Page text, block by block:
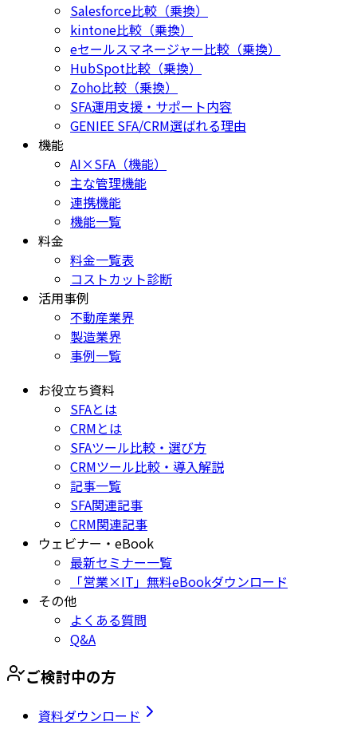
Salesforce比較（乗換）
kintone比較（乗換）
eセールスマネージャー比較（乗換）
HubSpot比較（乗換）
Zoho比較（乗換）
SFA運用支援・サポート内容
GENIEE SFA/CRM選ばれる理由
機能
AI×SFA（機能）
主な管理機能
連携機能
機能一覧
料金
料金一覧表
コストカット診断
活用事例
不動産業界
製造業界
事例一覧
お役立ち資料
SFAとは
CRMとは
SFAツール比較・選び方
CRMツール比較・導入解説
記事一覧
SFA関連記事
CRM関連記事
ウェビナー・eBook
最新セミナー一覧
「営業×IT」無料eBookダウンロード
その他
よくある質問
Q&A
ご検討中の方
資料ダウンロード